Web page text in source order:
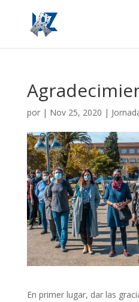
por | Nov 25, 2020 |
En primer lugar, dar las